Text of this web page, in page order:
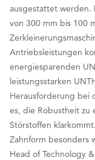
ausgestattet werden.
von 300 mm bis 100
Antriebsleistungen
energiesparenden
leistungsstarken
Herausforderung bei
es, die Robustheit zu
Störstoffen
Zahnform besonders
Head of Technology